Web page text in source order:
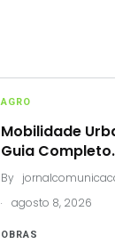
AGRO
Mobilidade
Guia
By
.
agosto 8, 2026
OBRAS